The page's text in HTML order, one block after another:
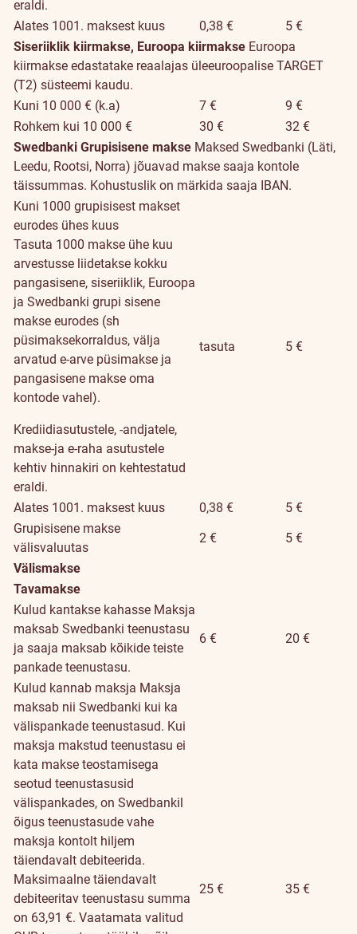
eraldi.
Alates 1001. maksest kuus
0,38 €
5 €
Siseriiklik kiirmakse, Euroopa kiirmakse Euroopa
kiirmakse edastatake reaalajas üleeuroopalise TARGET
(T2) süsteemi kaudu.
Kuni 10 000 € (k.a)
7 €
9 €
Rohkem kui 10 000 €
30 €
32 €
Swedbanki Grupisisene makse Maksed Swedbanki (Läti,
Leedu, Rootsi, Norra) jõuavad makse saaja kontole
täissummas. Kohustuslik on märkida saaja IBAN.
Kuni 1000 grupisisest makset
eurodes ühes kuus
Tasuta 1000 makse ühe kuu
arvestusse liidetakse kokku
pangasisene, siseriiklik, Euroopa
ja Swedbanki grupi sisene
makse eurodes (sh
püsimaksekorraldus, välja
arvatud e-arve püsimakse ja
pangasisene makse oma
kontode vahel).
Krediidiasutustele, -andjatele,
makse-ja e-raha asutustele
kehtiv hinnakiri on kehtestatud
eraldi.
tasuta 5 €
Alates 1001. maksest kuus 0,38 €
5 €
Grupisisene makse
välisvaluutas
2 €
5 €
Välismakse
Tavamakse
Kulud kantakse kahasse Maksja
maksab Swedbanki teenustasu
ja saaja maksab kõikide teiste
pankade teenustasu.
6 € 20 €
Kulud kannab maksja Maksja
maksab nii Swedbanki kui ka
välispankade teenustasud. Kui
maksja makstud teenustasu ei
kata makse teostamisega
seotud teenustasusid
välispankades, on Swedbankil
õigus teenustasude vahe
maksja kontolt hiljem
täiendavalt debiteerida.
Maksimaalne täiendavalt
debiteeritav teenustasu summa
on 63,91 €. Vaatamata valitud
25 € 35 €